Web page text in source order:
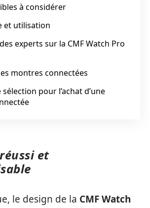
à considérer
et utilisation
experts sur la CMF Watch Pro
montres connectées
pour l’achat d’une
et
le design de la CMF Watch